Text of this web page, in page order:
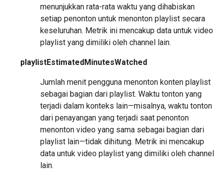
menunjukkan rata-rata waktu yang dihabiskan
setiap penonton untuk menonton playlist secara
keseluruhan. Metrik ini mencakup data untuk video
playlist yang dimiliki oleh channel lain.
playlistEstimatedMinutesWatched
Jumlah menit pengguna menonton konten playlist
sebagai bagian dari playlist. Waktu tonton yang
terjadi dalam konteks lain—misalnya, waktu tonton
dari penayangan yang terjadi saat penonton
menonton video yang sama sebagai bagian dari
playlist lain—tidak dihitung. Metrik ini mencakup
data untuk video playlist yang dimiliki oleh channel
lain.